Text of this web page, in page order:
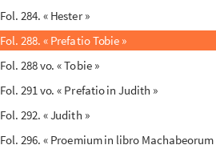
Fol. 284. « Hester »
Fol. 288. « Prefatio Tobie »
Fol. 288 vo. « Tobie »
Fol. 291 vo. « Prefatio in Judith »
Fol. 292. « Judith »
Fol. 296. « Proemium in libro Machabeorum